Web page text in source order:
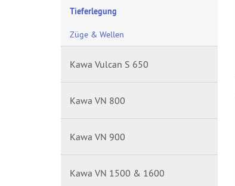
Tieferlegung
Züge & Wellen
Kawa Vulcan S 650
Kawa VN 800
Kawa VN 900
Kawa VN 1500 & 1600